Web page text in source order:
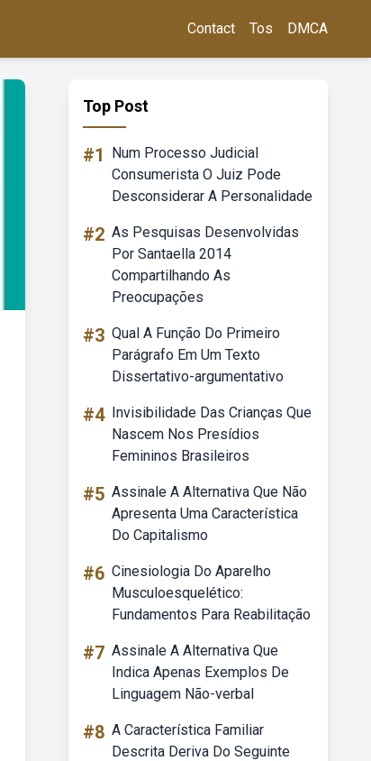
Contact Tos DMCA
Top Post
#1
Num Processo Judicial
Consumerista O Juiz Pode
Desconsiderar A Personalidade
#2 As Pesquisas Desenvolvidas
Por Santaella 2014
Compartilhando As
Preocupações
#3 Qual A Função Do Primeiro
Parágrafo Em Um Texto
Dissertativo-argumentativo
#4 Invisibilidade Das Crianças Que
Nascem Nos Presídios
Femininos Brasileiros
#5 Assinale A Alternativa Que Não
Apresenta Uma Característica
Do Capitalismo
#6 Cinesiologia Do Aparelho
Musculoesquelético:
Fundamentos Para Reabilitação
#7 Assinale A Alternativa Que
Indica Apenas Exemplos De
Linguagem Não-verbal
#8 A Característica Familiar
Descrita Deriva Do Seguinte